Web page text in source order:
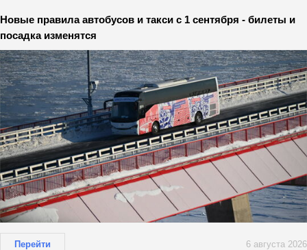
Новые правила автобусов и такси с 1 сентября - билеты и
посадка изменятся
Перейти 6 августа 2026